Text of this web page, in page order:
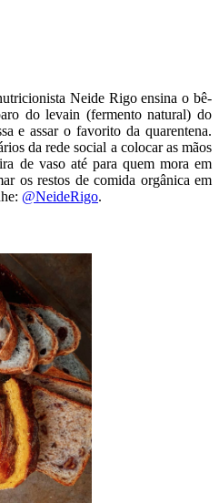
Neide Rigo ensina o bê-
do levain (fermento natural) do
e assar o favorito da quarentena.
da rede social a colocar as mãos
de vaso até para quem mora em
os restos de comida orgânica em
@NeideRigo.